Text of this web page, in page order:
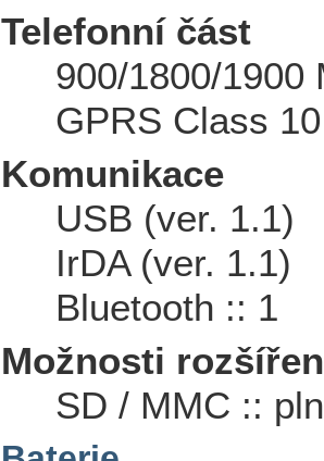
Telefonní část
900/1800/1900
GPRS Class 10
Komunikace
USB (ver. 1.1)
IrDA (ver. 1.1)
Bluetooth :: 1
Možnosti
SD / MMC ::